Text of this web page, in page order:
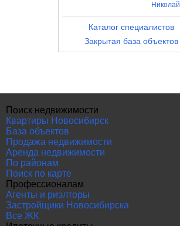
Николай
Каталог специалистов
Закрытая база объектов
Поиск недвижимости
Квартиры Новосибирск
База объектов
Продажа недвижимости
Аренда недвижимости
По районам
Поиск по карте
Профессионалам
Агенты и риэлторы
Застройщики Новосибирска
Все ЖК